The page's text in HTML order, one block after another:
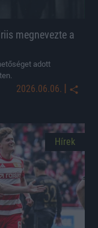
megnevezte a
adott
2026.06.06. |
Hírek